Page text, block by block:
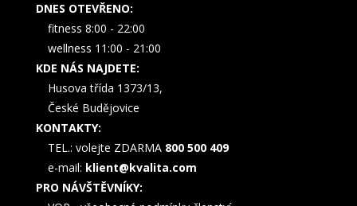
DNES OTEVŘENO:
fitness 8:00 - 22:00
wellness 11:00 - 21:00
KDE NÁS NAJDETE:
Husova třída 1373/13,
České Budějovice
KONTAKTY:
TEL.: volejte ZDARMA 800 500 409
e-mail: klient@kvalita.com
PRO NÁVŠTĚVNÍKY: